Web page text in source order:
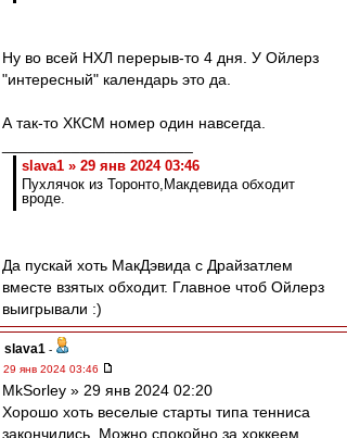
Ну во всей НХЛ перерыв-то 4 дня. У Ойлерз
"интересный" календарь это да.
А так-то ХКСМ номер один навсегда.
slava1 » 29 янв 2024 03:46
Пухлячок из Торонто,Макдевида обходит
вроде.
Да пускай хоть МакДэвида с Драйзатлем
вместе взятых обходит. Главное чтоб Ойлерз
выигрывали :)
slava1 -
29 янв 2024 03:46
MkSorley » 29 янв 2024 02:20
Хорошо хоть веселые старты типа тенниса
закончились. Можно спокойно за хоккеем